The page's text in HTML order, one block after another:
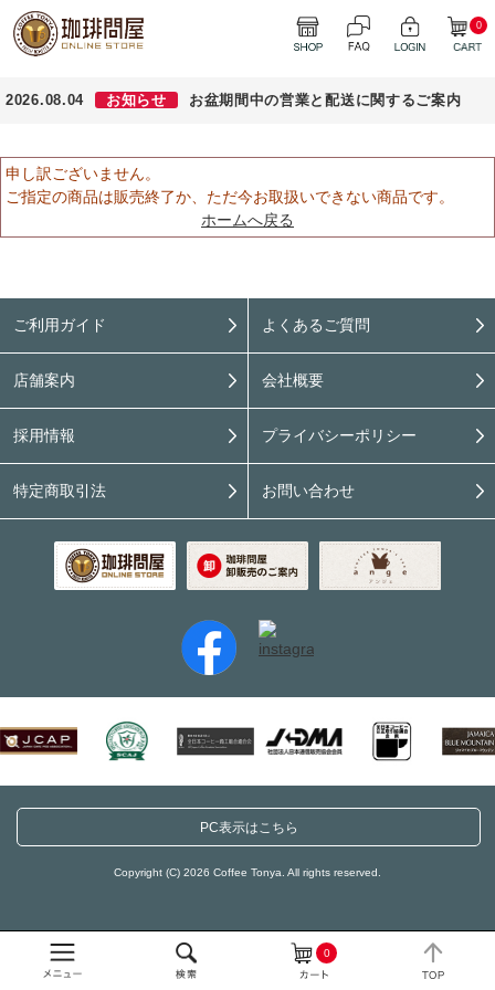
0
0
2026.08.04 お知らせ お盆期間中の営業と配送に関するご案内
申し訳ございません。
ご指定の商品は販売終了か、ただ今お取扱いできない商品です。
ホームへ戻る
ご利用ガイド よくあるご質問
店舗案内 会社概要
採用情報 プライバシーポリシー
特定商取引法 お問い合わせ
PC表示はこちら
Copyright (C) 2026 Coffee Tonya. All rights reserved.